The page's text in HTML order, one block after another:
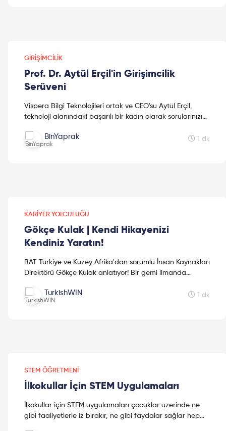
GIRIŞIMCILIK
Prof. Dr. Aytül Erçil'in Girişimcilik
Serüveni
Vispera Bilgi Teknolojileri ortak ve CEO'su Aytül Erçil,
teknoloji alanındaki başarılı bir kadın olarak sorularınızı
BinYaprak 1 dk
KARIYER YOLCULUĞU
Gökçe Kulak | Kendi Hikayenizi
Kendiniz Yaratın!
BAT Türkiye ve Kuzey Afrika'dan sorumlu İnsan Kaynakları
Direktörü Gökçe Kulak anlatıyor! Bir gemi limanda
TurkishWIN 1 dk
STEM ÖĞRETMENI
İlkokullar İçin STEM Uygulamaları
İlkokullar için STEM uygulamaları çocuklar üzerinde ne
gibi faaliyetlerle iz bırakır, ne gibi faydalar sağlar hep